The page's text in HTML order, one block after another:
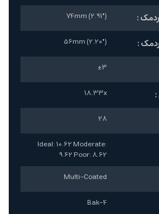
:
74mm (2.91")
:
56mm (2.20")
±3
:
18.33x
28
Ideal: 10.62 Moderate:
9.62 Poor: 8.62
Multi-Coated
Bak-4